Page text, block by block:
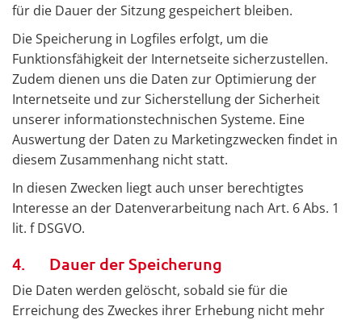
für die Dauer der Sitzung gespeichert bleiben.
Die Speicherung in Logfiles erfolgt, um die
Funktionsfähigkeit der Internetseite sicherzustellen.
Zudem dienen uns die Daten zur Optimierung der
Internetseite und zur Sicherstellung der Sicherheit
unserer informationstechnischen Systeme. Eine
Auswertung der Daten zu Marketingzwecken findet in
diesem Zusammenhang nicht statt.
In diesen Zwecken liegt auch unser berechtigtes
Interesse an der Datenverarbeitung nach Art. 6 Abs. 1
lit. f DSGVO.
4. Dauer der Speicherung
Die Daten werden gelöscht, sobald sie für die
Erreichung des Zweckes ihrer Erhebung nicht mehr